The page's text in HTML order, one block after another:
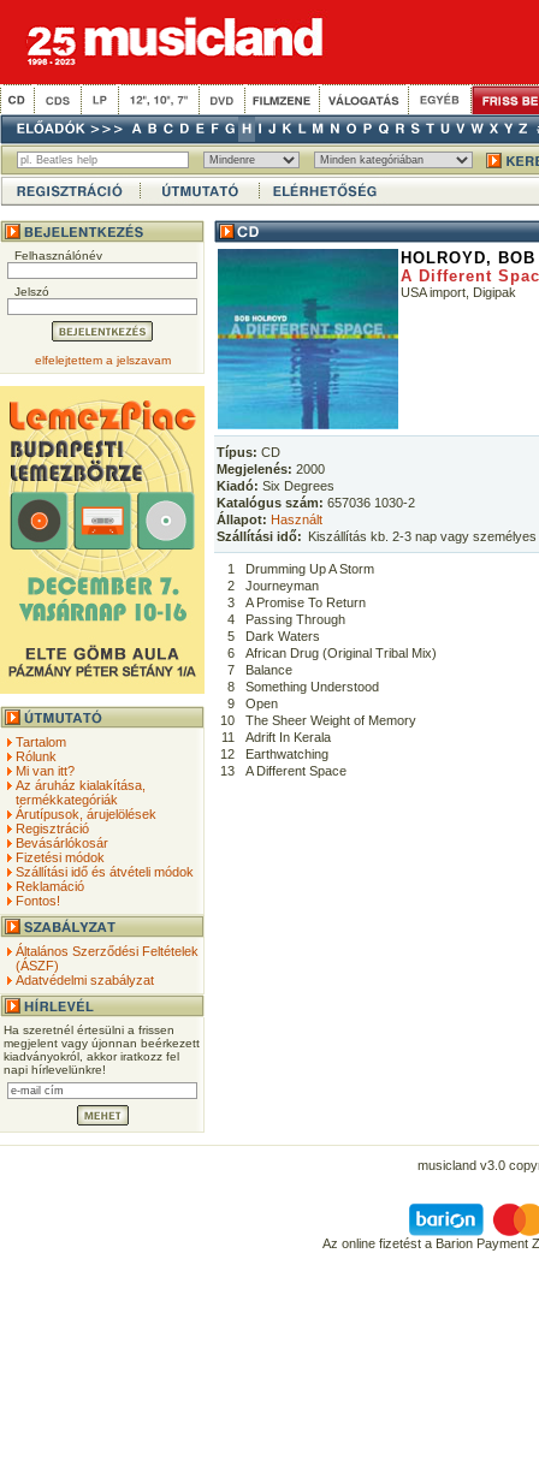
Felhasználónév
Jelszó
elfelejtettem a jelszavam
Tartalom
Rólunk
Mi van itt?
Az áruház kialakítása,
termékkategóriák
Árutípusok, árujelölések
Regisztráció
Bevásárlókosár
Fizetési módok
Szállítási idő és átvételi módok
Reklamáció
Fontos!
Általános Szerződési Feltételek
(ÁSZF)
Adatvédelmi szabályzat
Ha szeretnél értesülni a frissen
megjelent vagy újonnan beérkezett
kiadványokról, akkor iratkozz fel
napi hírlevelünkre!
HOLROYD, BOB
A Different
USA import, Digipak
Típus: CD
Megjelenés: 2000
Kiadó: Six Degrees
Katalógus szám: 657036 1030-2
Állapot: Használt
Szállítási idő: Kiszállítás kb. 2-3 nap vagy
1
Drumming Up A Storm
2
Journeyman
3
A Promise To Return
4
Passing Through
5
Dark Waters
6
African Drug (Original Tribal Mix)
7
Balance
8
Something Understood
9
Open
10
The Sheer Weight of Memory
11
Adrift In Kerala
12
Earthwatching
13
A Different Space
musicland v3.0
Az online fizetést a Barion Payment